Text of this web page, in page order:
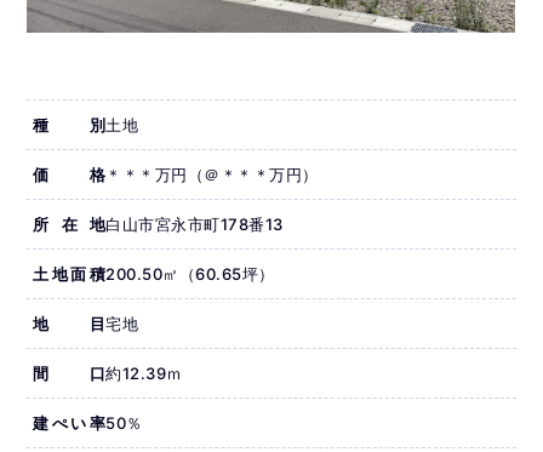
種別土地
価格 ＊＊＊万円（＠＊＊＊万円）
所在地白山市宮永市町178番13
土地面積200.50㎡（60.65坪）
地目宅地
間口約12.39ｍ
建ぺい率50％